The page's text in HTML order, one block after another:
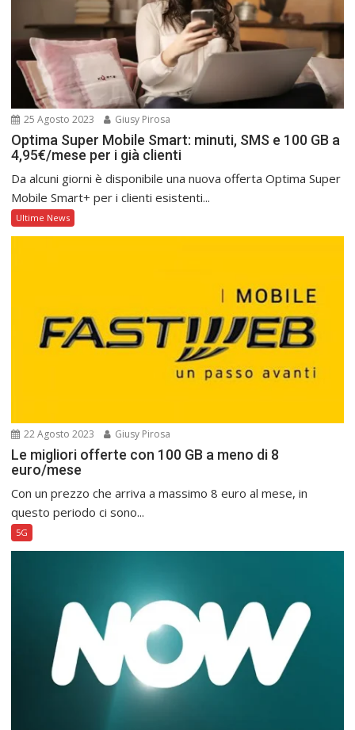
25 Agosto 2023 Giusy Pirosa
Optima Super Mobile Smart: minuti, SMS e 100 GB a
4,95€/mese per i già clienti
Da alcuni giorni è disponibile una nuova offerta Optima Super
Mobile Smart+ per i clienti esistenti...
Ultime News
22 Agosto 2023 Giusy Pirosa
Le migliori offerte con 100 GB a meno di 8
euro/mese
Con un prezzo che arriva a massimo 8 euro al mese, in
questo periodo ci sono...
5G